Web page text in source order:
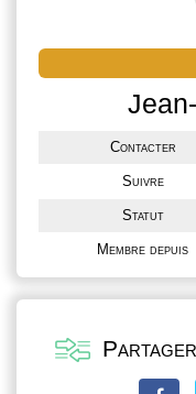
Contacter
Suivre
Statut
Membre depuis